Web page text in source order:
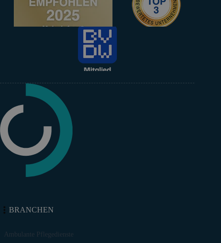
BRANCHEN
Ambulante Pflegedienste